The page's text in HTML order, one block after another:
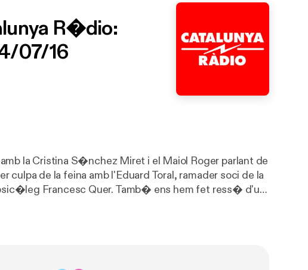
R�dio:
07/16
la Cristina S�nchez Miret i el Maiol Roger parlant de
culpa de la feina amb l'Eduard Toral, ramader soci de la
Francesc Quer. Tamb� ens hem fet ress� d'un